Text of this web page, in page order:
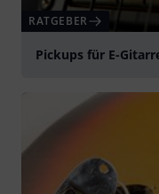
RATGEBER
Pickups für E-